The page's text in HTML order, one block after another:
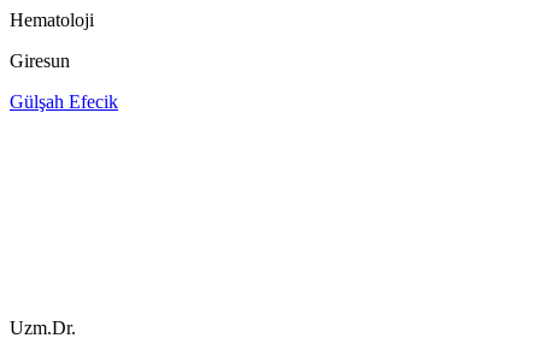
Hematoloji
Giresun
Gülşah Efecik
Uzm.Dr.